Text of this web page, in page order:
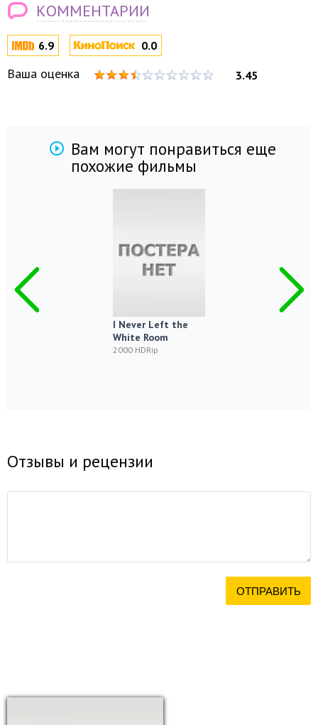
6.9 0.0
Ваша оценка 3.45
КОММЕНТАРИИ
Вам могут понравиться еще
похожие фильмы
I Never Left the
White Room
2000 HDRip
Отзывы и рецензии